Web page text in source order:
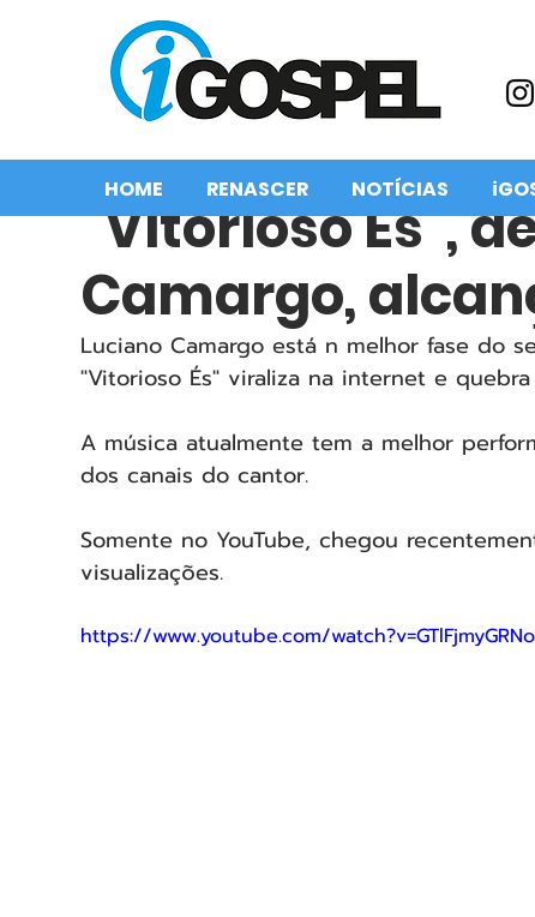
HOME RENASCER NOTÍCIAS
“Vitorioso És”,
Camargo,
Luciano Camargo está n melhor fase do
"Vitorioso És" viraliza na internet e
A música atualmente tem a melhor
dos canais do cantor.
Somente no YouTube, chegou
visualizações.
https://www.youtube.com/